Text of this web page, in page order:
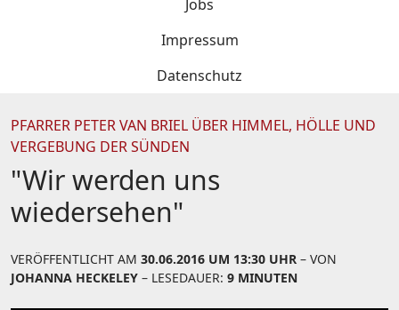
Jobs
Impressum
Datenschutz
PFARRER PETER VAN BRIEL ÜBER HIMMEL, HÖLLE UND
VERGEBUNG DER SÜNDEN
"Wir werden uns
wiedersehen"
VERÖFFENTLICHT AM 30.06.2016 UM 13:30 UHR – VON
JOHANNA HECKELEY – LESEDAUER: 9 MINUTEN